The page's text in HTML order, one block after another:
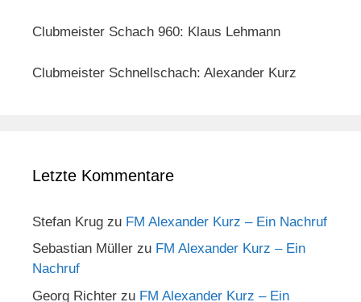
Clubmeister Schach 960: Klaus Lehmann
Clubmeister Schnellschach: Alexander Kurz
Letzte Kommentare
Stefan Krug zu FM Alexander Kurz – Ein Nachruf
Sebastian Müller zu FM Alexander Kurz – Ein
Nachruf
Georg Richter zu FM Alexander Kurz – Ein